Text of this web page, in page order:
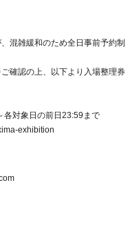
混雑緩和のため全日事前予約制
確認の上、以下より入場整理券
各対象日の前日23:59まで
exhibition